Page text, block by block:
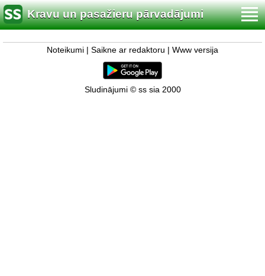
Kravu un pasažieru pārvadājumi
Noteikumi Saikne ar redaktoru Www versija
Sludinājumi © ss sia 2000